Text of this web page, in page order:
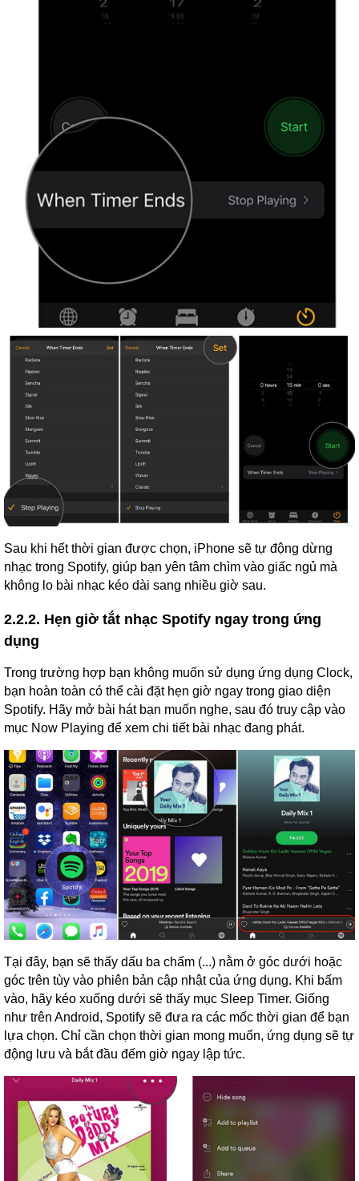
Sau khi hết thời gian được chọn, iPhone sẽ tự động dừng
nhạc trong Spotify, giúp bạn yên tâm chìm vào giấc ngủ mà
không lo bài nhạc kéo dài sang nhiều giờ sau.
2.2.2. Hẹn giờ tắt nhạc Spotify ngay trong ứng
dụng
Trong trường hợp bạn không muốn sử dụng ứng dụng Clock,
bạn hoàn toàn có thể cài đặt hẹn giờ ngay trong giao diện
Spotify. Hãy mở bài hát bạn muốn nghe, sau đó truy cập vào
mục Now Playing để xem chi tiết bài nhạc đang phát.
Tại đây, bạn sẽ thấy dấu ba chấm (...) nằm ở góc dưới hoặc
góc trên tùy vào phiên bản cập nhật của ứng dụng. Khi bấm
vào, hãy kéo xuống dưới sẽ thấy mục Sleep Timer. Giống
như trên Android, Spotify sẽ đưa ra các mốc thời gian để bạn
lựa chọn. Chỉ cần chọn thời gian mong muốn, ứng dụng sẽ tự
động lưu và bắt đầu đếm giờ ngay lập tức.